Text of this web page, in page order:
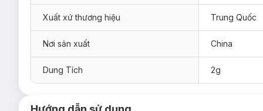
Ưu thế nổi bật của Lót Mascara Jejo Định
Khoảng cách răng lược 0.5mm với độ rộng gần giống
Công nghệ định hình độc quyền Airycurlfixtech:
Xuất xứ thương hiệu Trung Quốc
Nơi sản xuất China
Dung Tích 2g